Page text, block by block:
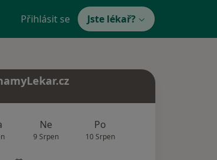
Přihlásit se Jste lékař?
Ne
9 Srpen
Po
10 Srpen